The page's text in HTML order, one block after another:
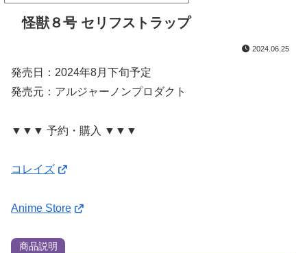
怪獣８号 セリフストラップ
2024.06.25
発売日：2024年8月下旬予定
発売元：アルジャーノンプロダクト
▼▼▼ 予約・購入 ▼▼▼
コレイズ
Anime Store
商品説明